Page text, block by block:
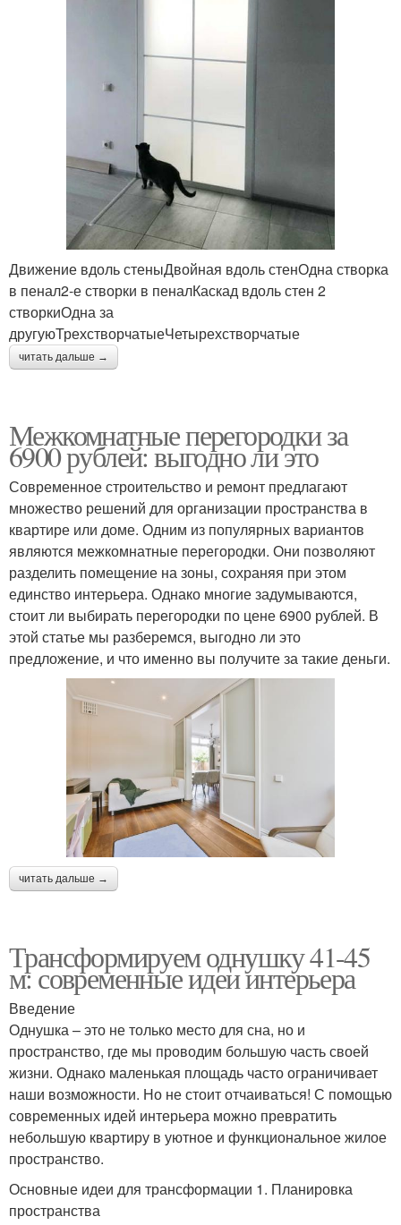
Движение вдоль стеныДвойная вдоль стенОдна створка
в пенал2-е створки в пеналКаскад вдоль стен 2
створкиОдна за
другуюТрехстворчатыеЧетырехстворчатые
читать дальше →
Межкомнатные перегородки за
6900 рублей: выгодно ли это
Современное строительство и ремонт предлагают
множество решений для организации пространства в
квартире или доме. Одним из популярных вариантов
являются межкомнатные перегородки. Они позволяют
разделить помещение на зоны, сохраняя при этом
единство интерьера. Однако многие задумываются,
стоит ли выбирать перегородки по цене 6900 рублей. В
этой статье мы разберемся, выгодно ли это
предложение, и что именно вы получите за такие деньги.
читать дальше →
Трансформируем однушку 41-45
м: современные идеи интерьера
Введение
Однушка – это не только место для сна, но и
пространство, где мы проводим большую часть своей
жизни. Однако маленькая площадь часто ограничивает
наши возможности. Но не стоит отчаиваться! С помощью
современных идей интерьера можно превратить
небольшую квартиру в уютное и функциональное жилое
пространство.
Основные идеи для трансформации 1. Планировка
пространства